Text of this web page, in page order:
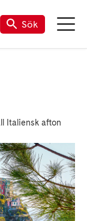
Sök
Italiensk afton